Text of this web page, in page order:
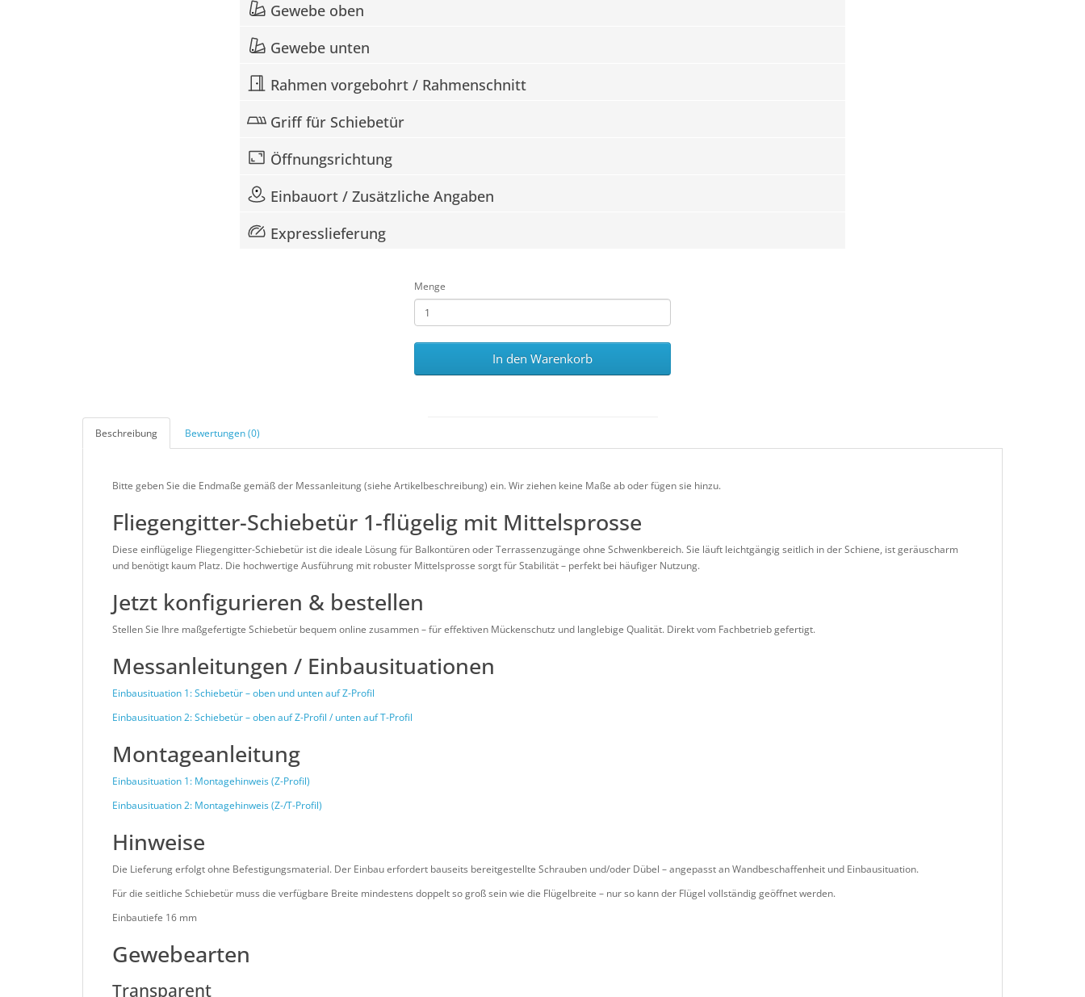
Gewebe oben
Gewebe unten
Rahmen vorgebohrt / Rahmenschnitt
Griff für Schiebetür
Öffnungsrichtung
Einbauort / Zusätzliche Angaben
Expresslieferung
Menge
In den Warenkorb
Beschreibung Bewertungen (0)
Bitte geben Sie die Endmaße gemäß der Messanleitung (siehe Artikelbeschreibung) ein. Wir ziehen keine Maße ab oder fügen sie hinzu.
Fliegengitter-Schiebetür 1-flügelig mit Mittelsprosse
Diese einflügelige Fliegengitter-Schiebetür ist die ideale Lösung für Balkontüren oder Terrassenzugänge ohne Schwenkbereich. Sie läuft leichtgängig seitlich in der Schiene, ist geräuscharm
und benötigt kaum Platz. Die hochwertige Ausführung mit robuster Mittelsprosse sorgt für Stabilität – perfekt bei häufiger Nutzung.
Jetzt konfigurieren & bestellen
Stellen Sie Ihre maßgefertigte Schiebetür bequem online zusammen – für effektiven Mückenschutz und langlebige Qualität. Direkt vom Fachbetrieb gefertigt.
Messanleitungen / Einbausituationen
Einbausituation 1: Schiebetür – oben und unten auf Z-Profil
Einbausituation 2: Schiebetür – oben auf Z-Profil / unten auf T-Profil
Montageanleitung
Einbausituation 1: Montagehinweis (Z-Profil)
Einbausituation 2: Montagehinweis (Z-/T-Profil)
Hinweise
Die Lieferung erfolgt ohne Befestigungsmaterial. Der Einbau erfordert bauseits bereitgestellte Schrauben und/oder Dübel – angepasst an Wandbeschaffenheit und Einbausituation.
Für die seitliche Schiebetür muss die verfügbare Breite mindestens doppelt so groß sein wie die Flügelbreite – nur so kann der Flügel vollständig geöffnet werden.
Einbautiefe 16 mm
Gewebearten
Transparent